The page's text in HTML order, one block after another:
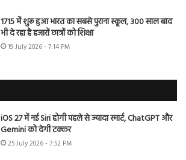
1715 में शुरू हुआ भारत का सबसे पुराना स्कूल, 300 साल बाद
भी दे रहा है हजारों छात्रों को शिक्षा
19 July 2026 - 7:14 PM
iOS 27 में नई Siri होगी पहले से ज्यादा स्मार्ट, ChatGPT और
Gemini को देगी टक्कर
25 July 2026 - 7:52 PM